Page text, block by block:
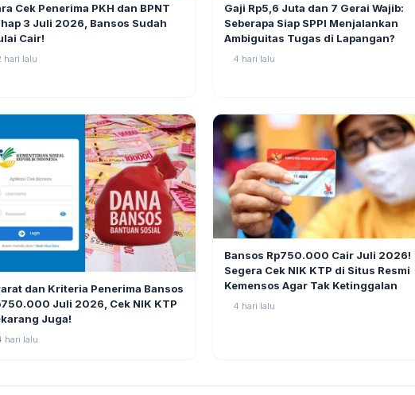
Cek Penerima PKH dan BPNT
3 Juli 2026, Bansos Sudah
Cair!
hari lalu
Gaji Rp5,6 Juta dan 7 Gerai Wajib:
Seberapa Siap SPPI Menjalankan
Ambiguitas Tugas di Lapangan?
4 hari lalu
dan Kriteria Penerima Bansos
Juli 2026, Cek NIK KTP
Juga!
hari lalu
Bansos Rp750.000 Cair Juli 2026!
Segera Cek NIK KTP di Situs Resmi
Kemensos Agar Tak Ketinggalan
4 hari lalu